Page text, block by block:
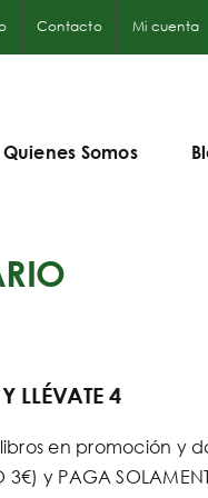
Contacto Mi cuenta
Quienes Somos
LLÉVATE 4
en promoción y
3€) y PAGA